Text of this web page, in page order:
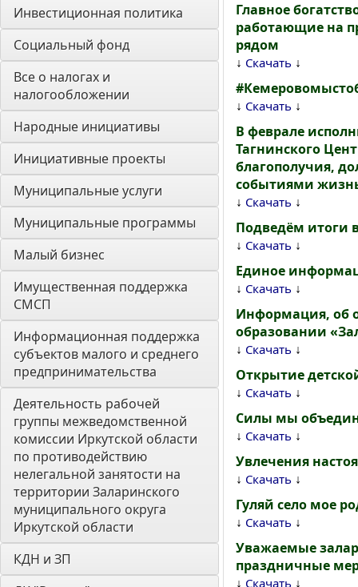
Инвестиционная политика
Социальный фонд
Все о налогах и
налогообложении
Народные инициативы
Инициативные проекты
Муниципальные услуги
Муниципальные программы
Малый бизнес
Имущественная поддержка
СМСП
Информационная поддержка
субъектов малого и среднего
предпринимательства
Деятельность рабочей
группы межведомственной
комиссии Иркутской области
по противодействию
нелегальной занятости на
территории Заларинского
муниципального округа
Иркутской области
КДН и ЗП
Главное
работающие на
рядом
↓ Скачать ↓
↓ Скачать ↓
В феврале
Тагнинского
благополучия,
событиями
↓ Скачать ↓
Подведём итоги
↓ Скачать ↓
Единое
↓ Скачать ↓
Информация, об
образовании
↓ Скачать ↓
Открытие
↓ Скачать ↓
Силы мы
↓ Скачать ↓
Увлечения
↓ Скачать ↓
Гуляй село мое
↓ Скачать ↓
Уважаемые
праздничные
↓ Скачать ↓